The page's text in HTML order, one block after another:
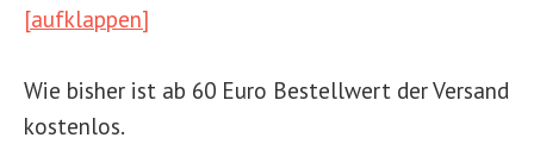
[aufklappen]
Wie bisher ist ab 60 Euro Bestellwert der Versand
kostenlos.